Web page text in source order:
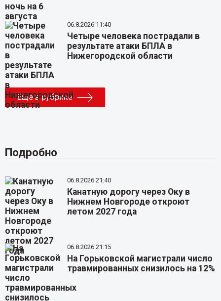
06.8.2026 11:40
Четыре человека пострадали в
результате атаки БПЛА в
Нижегородской области
Еще в рубрике
Подробно
06.8.2026 21:40
Канатную дорогу через Оку в
Нижнем Новгороде откроют
летом 2027 года
06.8.2026 21:15
На Горьковской магистрали число
травмированных снизилось на 12%